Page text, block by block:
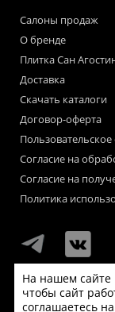
Салоны продаж
О бренде
Плитка Сан
Доставка
Скачать каталоги
Договор-оферта
Согласие на
Согласие на
Политика
Мы используем
На нашем сайте
чтобы сайт
соглашаетесь